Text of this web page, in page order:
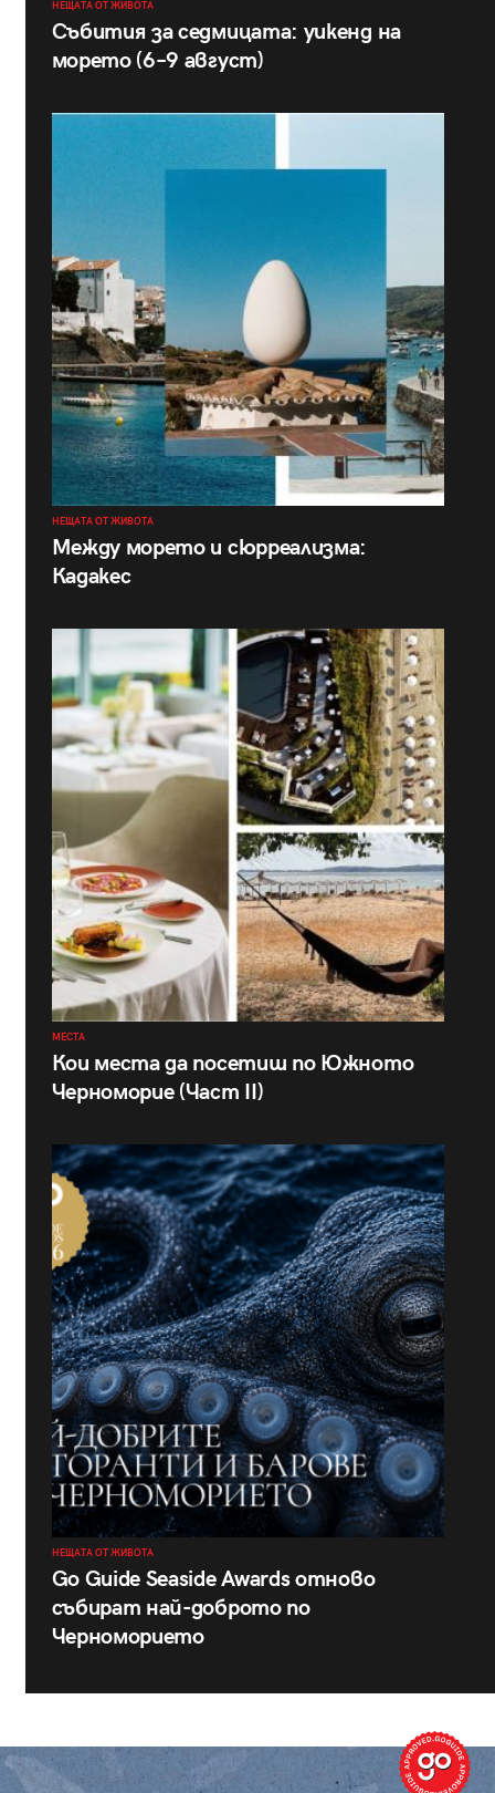
НЕЩАТА ОТ ЖИВОТА
Събития за седмицата: уикенд на
морето (6–9 август)
НЕЩАТА ОТ ЖИВОТА
Между морето и сюрреализма:
Кадакес
МЕСТА
Кои места да посетиш по Южното
Черноморие (Част II)
НЕЩАТА ОТ ЖИВОТА
Go Guide Seaside Awards отново
събират най-доброто по
Черноморието